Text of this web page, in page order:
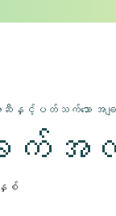
ဆီနှင့်ပတ်သက်သော အချ
လက်
စ်